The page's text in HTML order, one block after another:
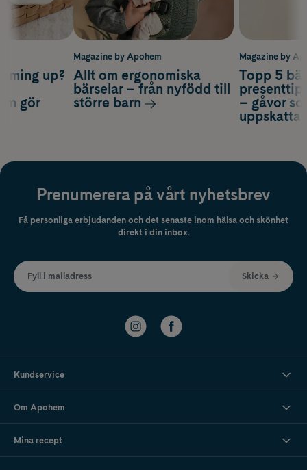
Magazine by
Topp 5
– gåvor
up?
gör
Magazine by Apohem
Allt om ergonomiska
bärselar – från nyfödd till
större barn
Prenumerera på vårt nyhetsbrev
Få personliga erbjudanden och det senaste inom hälsa och skönhet
direkt i din inbox.
Fyll i mailadress Skicka
Kundservice
Om Apohem
Mina recept